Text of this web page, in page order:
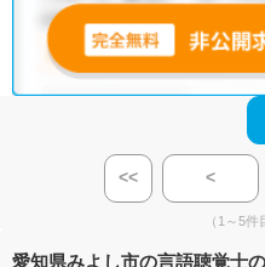
<< <
（1～5件
愛知県みよし市の言語聴覚士